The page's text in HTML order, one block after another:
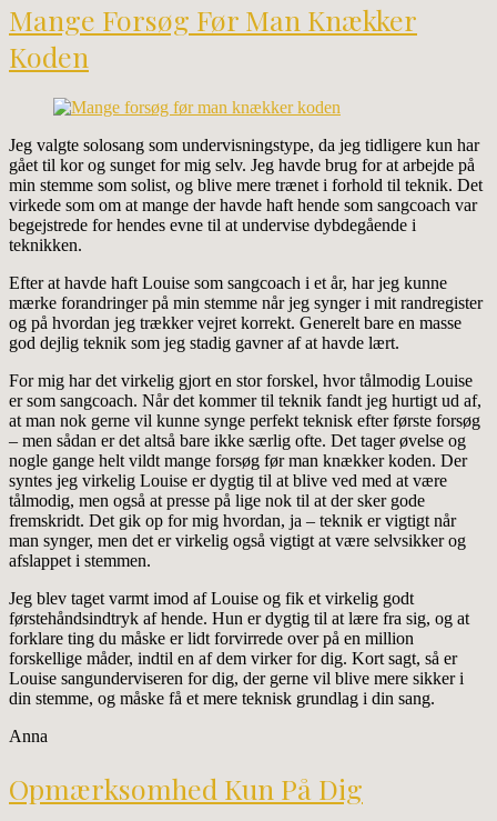
Mange Forsøg Før Man Knækker
Koden
Jeg valgte solosang som undervisningstype, da jeg tidligere kun har
gået til kor og sunget for mig selv. Jeg havde brug for at arbejde på
min stemme som solist, og blive mere trænet i forhold til teknik. Det
virkede som om at mange der havde haft hende som sangcoach var
begejstrede for hendes evne til at undervise dybdegående i
teknikken.
Efter at havde haft Louise som sangcoach i et år, har jeg kunne
mærke forandringer på min stemme når jeg synger i mit randregister
og på hvordan jeg trækker vejret korrekt. Generelt bare en masse
god dejlig teknik som jeg stadig gavner af at havde lært.
For mig har det virkelig gjort en stor forskel, hvor tålmodig Louise
er som sangcoach. Når det kommer til teknik fandt jeg hurtigt ud af,
at man nok gerne vil kunne synge perfekt teknisk efter første forsøg
– men sådan er det altså bare ikke særlig ofte. Det tager øvelse og
nogle gange helt vildt mange forsøg før man knækker koden. Der
syntes jeg virkelig Louise er dygtig til at blive ved med at være
tålmodig, men også at presse på lige nok til at der sker gode
fremskridt. Det gik op for mig hvordan, ja – teknik er vigtigt når
man synger, men det er virkelig også vigtigt at være selvsikker og
afslappet i stemmen.
Jeg blev taget varmt imod af Louise og fik et virkelig godt
førstehåndsindtryk af hende. Hun er dygtig til at lære fra sig, og at
forklare ting du måske er lidt forvirrede over på en million
forskellige måder, indtil en af dem virker for dig. Kort sagt, så er
Louise sangunderviseren for dig, der gerne vil blive mere sikker i
din stemme, og måske få et mere teknisk grundlag i din sang.
Anna
Opmærksomhed Kun På Dig